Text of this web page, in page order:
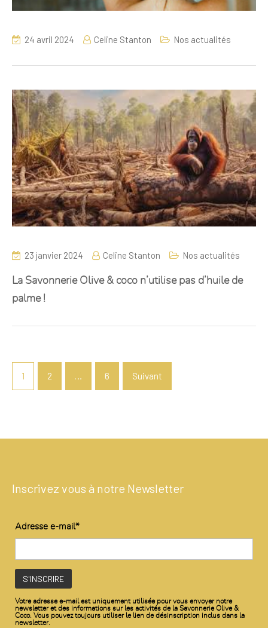
24 avril 2024 Celine Stanton Nos actualités
23 janvier 2024 Celine Stanton Nos actualités
La Savonnerie Olive & coco n’utilise pas d’huile de
palme !
1 2 … 6 Suivant
Inscrivez vous à notre Newsletter
Adresse e-mail*
Votre adresse e-mail est uniquement utilisée pour vous envoyer notre
newsletter et des informations sur les activités de la Savonnerie Olive &
Coco. Vous pouvez toujours utiliser le lien de désinscription inclus dans la
newsletter.